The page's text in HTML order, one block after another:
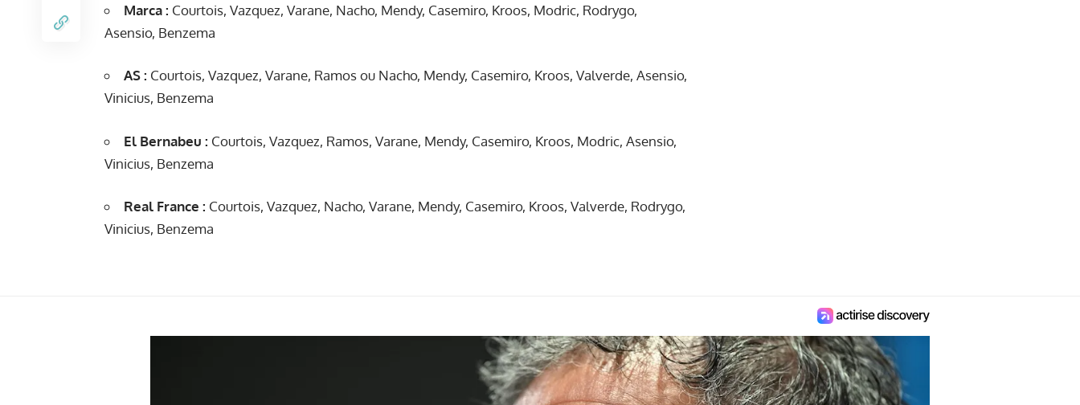
Marca : Courtois, Vazquez, Varane, Nacho, Mendy, Casemiro, Kroos, Modric, Rodrygo,
Asensio, Benzema
AS : Courtois, Vazquez, Varane, Ramos ou Nacho, Mendy, Casemiro, Kroos, Valverde, Asensio,
Vinicius, Benzema
El Bernabeu : Courtois, Vazquez, Ramos, Varane, Mendy, Casemiro, Kroos, Modric, Asensio,
Vinicius, Benzema
Real France : Courtois, Vazquez, Nacho, Varane, Mendy, Casemiro, Kroos, Valverde, Rodrygo,
Vinicius, Benzema